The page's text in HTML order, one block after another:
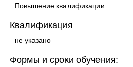
Повышение квалификации
Квалификация
не указано
Формы и сроки обучения: